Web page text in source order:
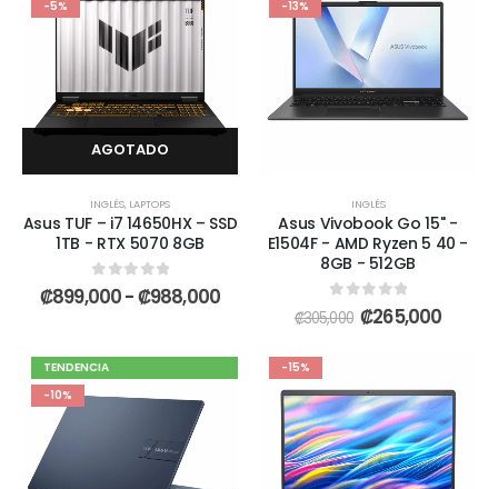
-5%
AGOTADO
INGLÉS, LAPTOPS
Asus TUF – i7 14650HX – SSD
1TB - RTX 5070 8GB
0out of 5
₡899,000-₡988,000
-13%
INGLÉS
Asus Vivobook Go 15" -
E1504F - AMD Ryzen 5 40 -
8GB - 512GB
0 out of 5
₡305,000 ₡265,000
TENDENCIA
-10%
-15%